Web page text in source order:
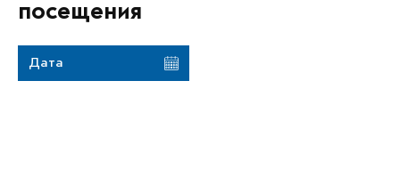
посещения
Дата